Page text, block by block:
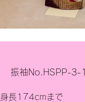
振袖No.HSPP-3-1
身長174cmまで